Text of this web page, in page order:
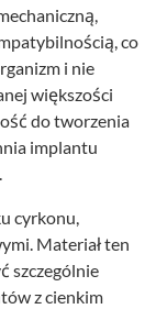
co
i nie
większości
do tworzenia
implantu
cyrkonu,
Materiał ten
szczególnie
z cienkim